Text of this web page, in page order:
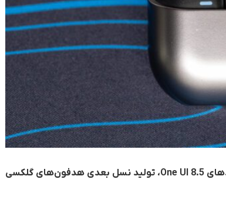
با شناسایی شماره مدل‌های SM-R540 و SM-R640 در کدهای One UI 8.5، تولید نسل بعدی هدفون‌های گلکسی